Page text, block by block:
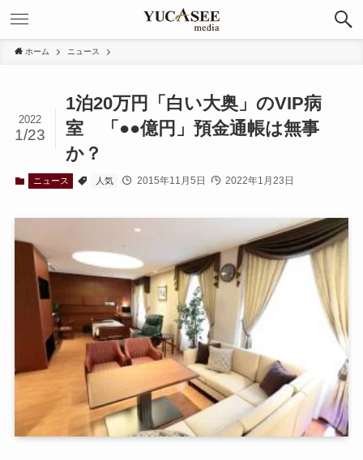
ホーム ニュース
1泊20万円「白い大奥」のVIP病
室 「●●億円」預金通帳は無事
か？
2022
1/23
ニュース 人気 2015年11月5日 2022年1月23日